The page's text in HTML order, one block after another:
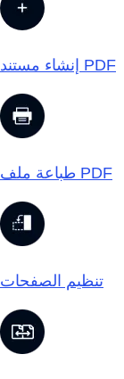
إنشاء مستند PDF
طباعة ملف PDF
تنظيم الصفحات